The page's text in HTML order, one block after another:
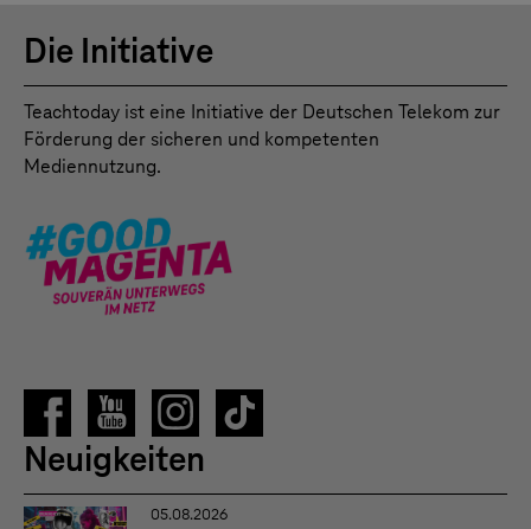
Die Initiative
Teachtoday ist eine Initiative der Deutschen Telekom zur
Förderung der sicheren und kompetenten
Mediennutzung.
Neuigkeiten
05.08.2026